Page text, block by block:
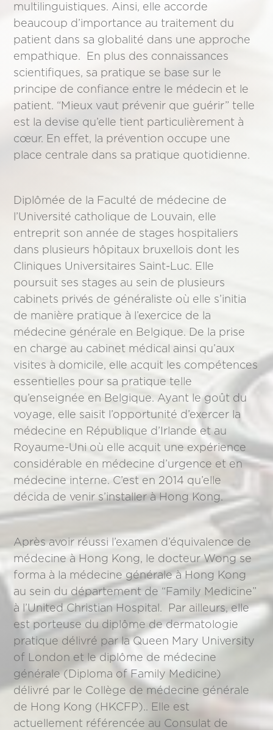
multilinguistiques. Ainsi, elle accorde
beaucoup d’importance au traitement du
patient dans sa globalité dans une approche
empathique. En plus des connaissances
scientifiques, sa pratique se base sur le
principe de confiance entre le médecin et le
patient. “Mieux vaut prévenir que guérir” telle
est la devise qu’elle tient particulièrement à
cœur. En effet, la prévention occupe une
place centrale dans sa pratique quotidienne.
Diplômée de la Faculté de médecine de
l’Université catholique de Louvain, elle
entreprit son année de stages hospitaliers
dans plusieurs hôpitaux bruxellois dont les
Cliniques Universitaires Saint-Luc. Elle
poursuit ses stages au sein de plusieurs
cabinets privés de généraliste où elle s’initia
de manière pratique à l’exercice de la
médecine générale en Belgique. De la prise
en charge au cabinet médical ainsi qu’aux
visites à domicile, elle acquit les compétences
essentielles pour sa pratique telle
qu’enseignée en Belgique. Ayant le goût du
voyage, elle saisit l’opportunité d’exercer la
médecine en République d’Irlande et au
Royaume-Uni où elle acquit une expérience
considérable en médecine d’urgence et en
médecine interne. C’est en 2014 qu’elle
décida de venir s’installer à Hong Kong.
Après avoir réussi l’examen d’équivalence de
médecine à Hong Kong, le docteur Wong se
forma à la médecine générale à Hong Kong
au sein du département de “Family Medicine”
à l’United Christian Hospital. Par ailleurs, elle
est porteuse du diplôme de dermatologie
pratique délivré par la Queen Mary University
of London et le diplôme de médecine
générale (Diploma of Family Medicine)
délivré par le Collège de médecine générale
de Hong Kong (HKCFP).. Elle est
actuellement référencée au Consulat de